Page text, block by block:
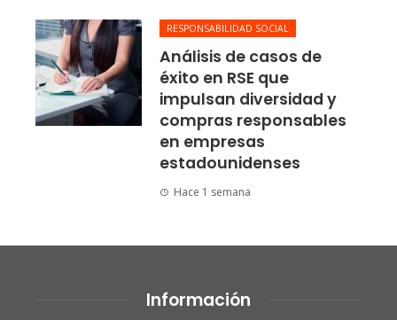
RESPONSABILIDAD SOCIAL
Análisis de casos de
éxito en RSE que
impulsan diversidad y
compras responsables
en empresas
estadounidenses
Hace 1 semana
Información